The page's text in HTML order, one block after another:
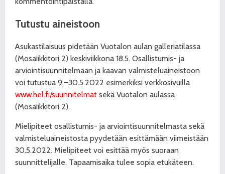
Tutustu aineistoon
Asukastilaisuus pidetään Vuotalon aulan galleriatilassa
(Mosaiikkitori 2) keskiviikkona 18.5. Osallistumis- ja
arviointisuunnitelmaan ja kaavan valmisteluaineistoon
voi tutustua 9.–30.5.2022 esimerkiksi verkkosivuilla
www.hel.fi/suunnitelmat sekä Vuotalon aulassa
(Mosaiikkitori 2).
Mielipiteet osallistumis- ja arviointisuunnitelmasta sekä
valmisteluaineistosta pyydetään esittämään viimeistään
30.5.2022. Mielipiteet voi esittää myös suoraan
suunnittelijalle. Tapaamisaika tulee sopia etukäteen.